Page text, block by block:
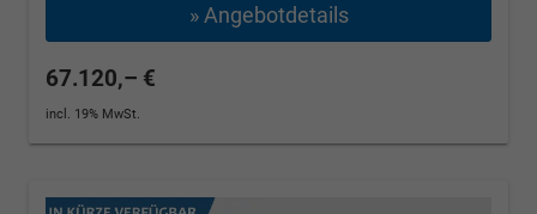
» Angebotdetails
67.120,– €
incl. 19% MwSt.